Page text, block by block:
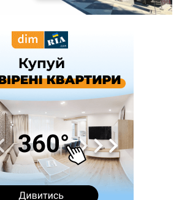
і Тернопільщини невідомі засипали
Яремче зафіксували нові температурні
Харкову "Бандероллю": є постраждалі,
підприємство
державі 1,5 га лісу із трьома
Франківській громаді
веж планують зробити сквер з
під час пожежі будинку травмувалась
на Говерлі встановили Рекорд